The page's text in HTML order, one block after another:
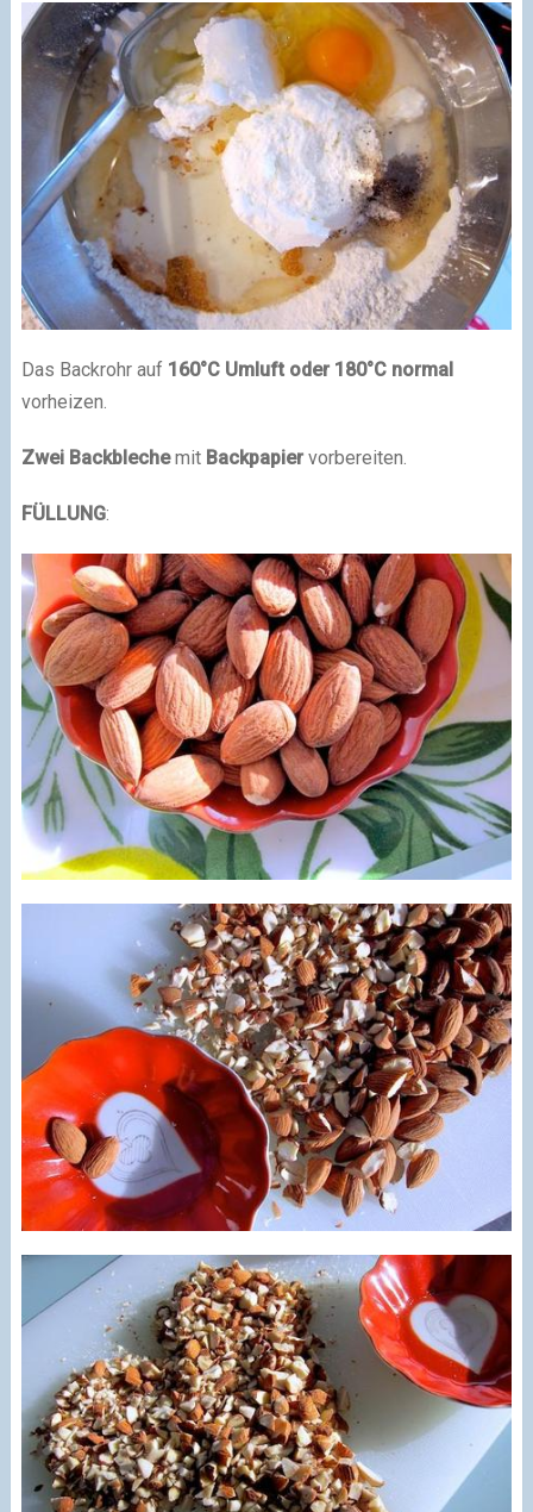
Das Backrohr auf 160°C Umluft oder 180°C normal
vorheizen.
Zwei Backblechemit Backpapiervorbereiten.
FÜLLUNG: